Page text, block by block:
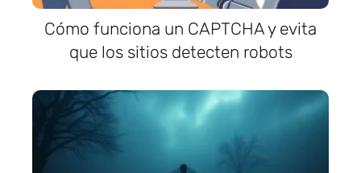
Cómo funciona un CAPTCHA y evita
que los sitios detecten robots